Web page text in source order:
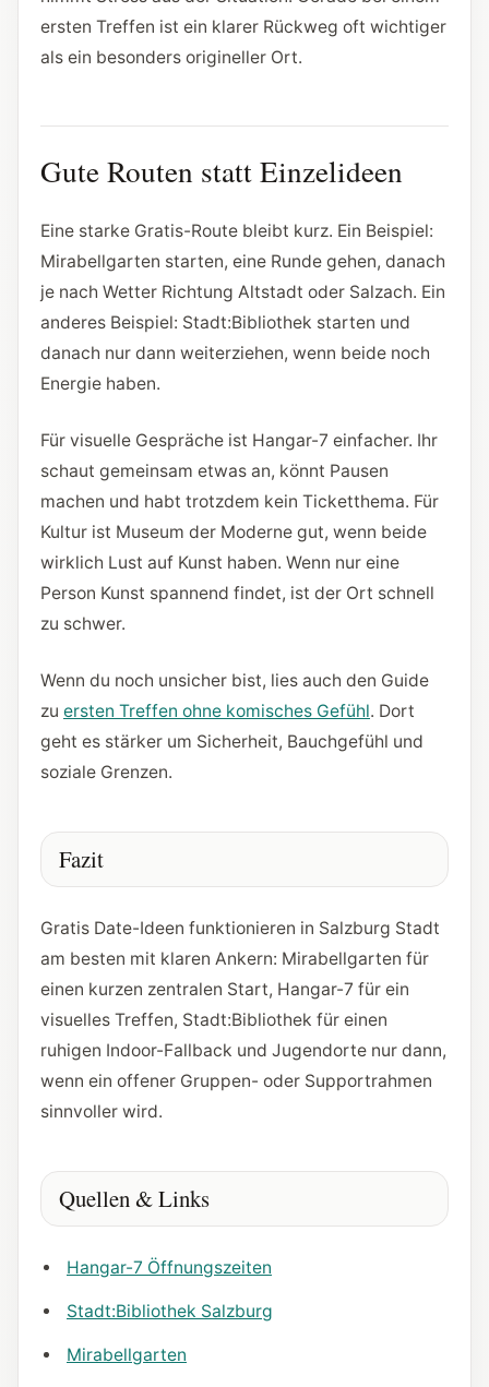
ersten Treffen ist ein klarer Rückweg oft wichtiger
als ein besonders origineller Ort.
Gute Routen statt Einzelideen
Eine starke Gratis-Route bleibt kurz. Ein Beispiel:
Mirabellgarten starten, eine Runde gehen, danach
je nach Wetter Richtung Altstadt oder Salzach. Ein
anderes Beispiel: Stadt:Bibliothek starten und
danach nur dann weiterziehen, wenn beide noch
Energie haben.
Für visuelle Gespräche ist Hangar-7 einfacher. Ihr
schaut gemeinsam etwas an, könnt Pausen
machen und habt trotzdem kein Ticketthema. Für
Kultur ist Museum der Moderne gut, wenn beide
wirklich Lust auf Kunst haben. Wenn nur eine
Person Kunst spannend findet, ist der Ort schnell
zu schwer.
Wenn du noch unsicher bist, lies auch den Guide
zu ersten Treffen ohne komisches Gefühl. Dort
geht es stärker um Sicherheit, Bauchgefühl und
soziale Grenzen.
Fazit
Gratis Date-Ideen funktionieren in Salzburg Stadt
am besten mit klaren Ankern: Mirabellgarten für
einen kurzen zentralen Start, Hangar-7 für ein
visuelles Treffen, Stadt:Bibliothek für einen
ruhigen Indoor-Fallback und Jugendorte nur dann,
wenn ein offener Gruppen- oder Supportrahmen
sinnvoller wird.
Quellen & Links
Hangar-7 Öffnungszeiten
Stadt:Bibliothek Salzburg
Mirabellgarten